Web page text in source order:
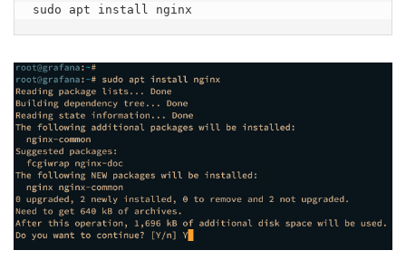
sudo apt install nginx